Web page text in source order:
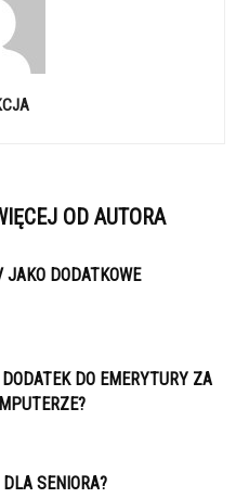
OD AUTORA
JAKO DODATKOWE
DO EMERYTURY ZA
SENIORA?